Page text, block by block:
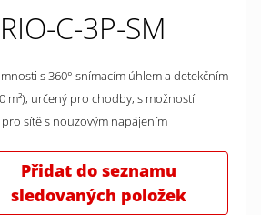
C-3P-SM
s 360° snímacím úhlem a detekčním
m²), určený pro chodby, s možností
sítě s nouzovým napájením
Přidat do seznamu
sledovaných položek